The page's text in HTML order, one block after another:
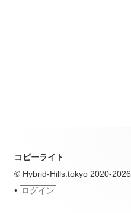
コピーライト
© Hybrid-Hills.tokyo 2020-2026
• ログイン